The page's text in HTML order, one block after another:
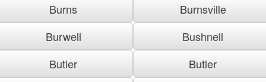
Burns
Burnsville
Burwell
Bushnell
Butler
Butler